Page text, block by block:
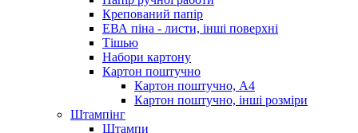
Крепований папір
ЕВА піна - листи, інші поверхні
Тішью
Набори картону
Картон поштучно
Картон поштучно, А4
Картон поштучно, інші розміри
Штампінг
Штампи